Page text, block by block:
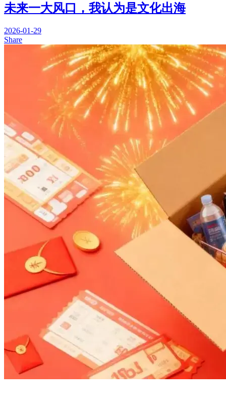
未来一大风口，我认为是文化出海
2026-01-29
Share